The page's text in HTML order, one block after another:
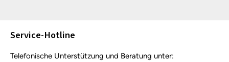
Service-Hotline
Telefonische Unterstützung und Beratung unter: